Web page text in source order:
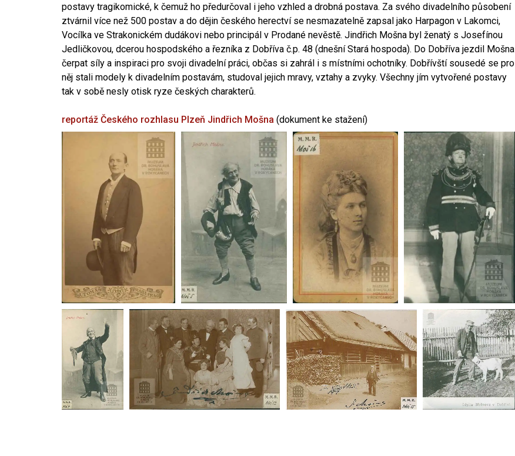
postavy tragikomické, k čemuž ho předurčoval i jeho vzhled a drobná postava. Za svého divadelního působení
ztvárnil více než 500 postav a do dějin českého herectví se nesmazatelně zapsal jako Harpagon v Lakomci,
Vocílka ve Strakonickém dudákovi nebo principál v Prodané nevěstě. Jindřich Mošna byl ženatý s Josefínou
Jedličkovou, dcerou hospodského a řezníka z Dobříva č.p. 48 (dnešní Stará hospoda). Do Dobříva jezdil Mošna
čerpat síly a inspiraci pro svoji divadelní práci, občas si zahrál i s místními ochotníky. Dobřívští sousedé se pro
něj stali modely k divadelním postavám, studoval jejich mravy, vztahy a zvyky. Všechny jím vytvořené postavy
tak v sobě nesly otisk ryze českých charakterů.
reportáž Českého rozhlasu Plzeň Jindřich Mošna (dokument ke stažení)